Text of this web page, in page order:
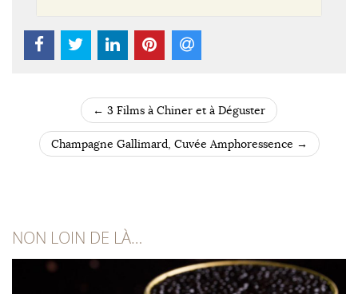
POST NAVIGATION
← 3 Films à Chiner et à Déguster
Champagne Gallimard, Cuvée Amphoressence →
NON LOIN DE LÀ…